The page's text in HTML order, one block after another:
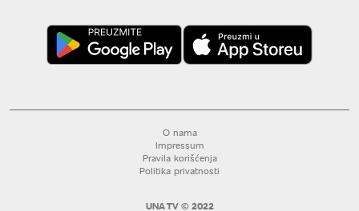
O nama
Impressum
Pravila korišćenja
Politika privatnosti
UNA TV © 2022